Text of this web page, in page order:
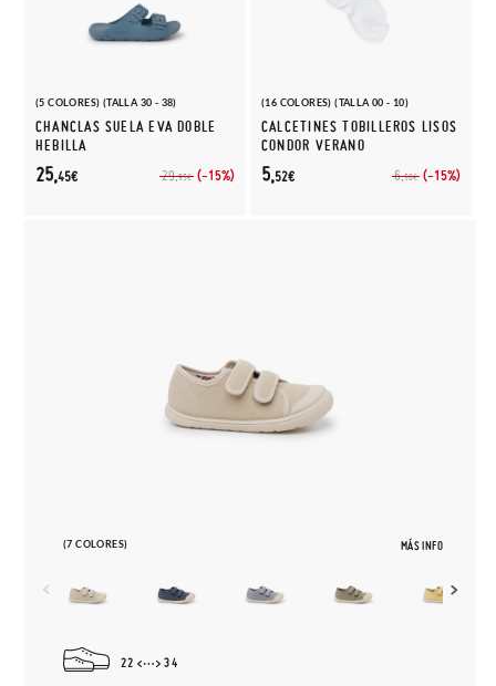
(5 COLORES) (TALLA 30 - 38)
CHANCLAS SUELA EVA DOBLE
HEBILLA
29,95€ (-15%)
25,45€
(16 COLORES) (TALLA 00 - 10)
CALCETINES TOBILLEROS LISOS
CONDOR VERANO
6,50€ (-15%)
5,52€
(7 COLORES) MÁS INFO
22 34